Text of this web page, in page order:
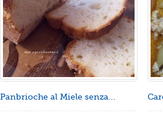
Panbrioche al Miele senza...